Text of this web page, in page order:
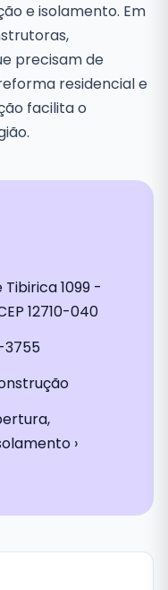
e isolamento. Em
precisam de
residencial e
facilita o
1099 -
12710-040
3755
›